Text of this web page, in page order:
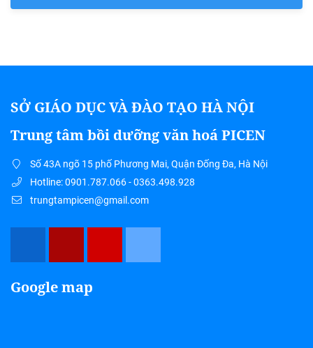
SỞ GIÁO DỤC VÀ ĐÀO TẠO HÀ NỘI
Trung tâm bồi dưỡng văn hoá PICEN
Số 43A ngõ 15 phố Phương Mai, Quận Đống Đa, Hà Nội
Hotline: 0901.787.066 - 0363.498.928
trungtampicen@gmail.com
Google map